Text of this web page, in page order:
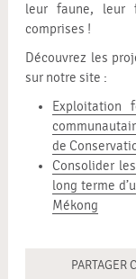
leur faune, leur
comprises !
Découvrez les
sur notre site :
Exploitation
de
Consolider
long terme
Mékong
PARTAGER